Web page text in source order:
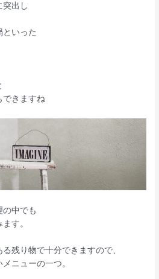
突出し
といった
できますね
の中でも
す。
残り物で十分できますので、
ニューの一つ。